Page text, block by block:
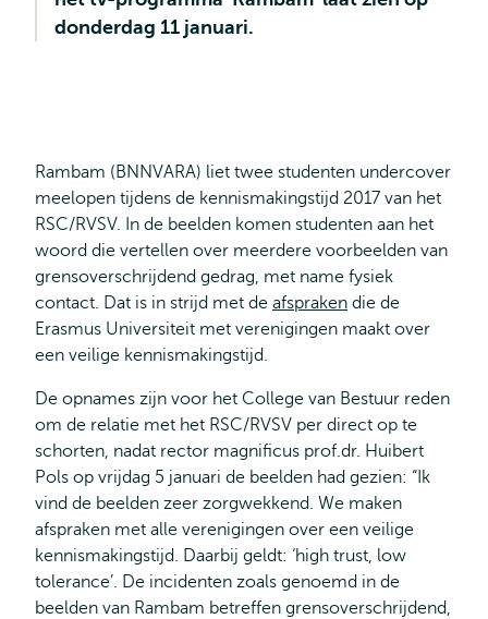
donderdag 11 januari.
Rambam (BNNVARA) liet twee studenten undercover
meelopen tijdens de kennismakingstijd 2017 van het
RSC/RVSV. In de beelden komen studenten aan het
woord die vertellen over meerdere voorbeelden van
grensoverschrijdend gedrag, met name fysiek
contact. Dat is in strijd met de afspraken die de
Erasmus Universiteit met verenigingen maakt over
een veilige kennismakingstijd.
De opnames zijn voor het College van Bestuur reden
om de relatie met het RSC/RVSV per direct op te
schorten, nadat rector magnificus prof.dr. Huibert
Pols op vrijdag 5 januari de beelden had gezien: “Ik
vind de beelden zeer zorgwekkend. We maken
afspraken met alle verenigingen over een veilige
kennismakingstijd. Daarbij geldt: ‘high trust, low
tolerance’. De incidenten zoals genoemd in de
beelden van Rambam betreffen grensoverschrijdend,